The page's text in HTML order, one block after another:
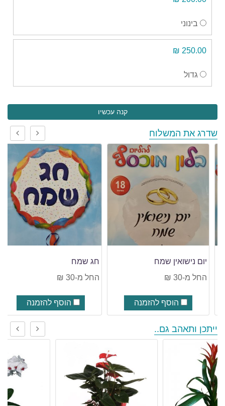
בינוני
250.00 ₪
גדול
קנה עכשיו
שדרג את המשלוח
יום נישואין שמח
החל מ-30 ₪
הוסף להזמנה
חג שמח
החל מ-30 ₪
הוסף להזמנה
ייתכן ותאהב גם..